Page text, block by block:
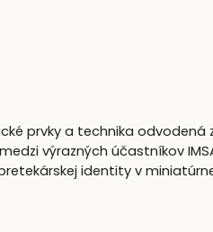
prvky a technika odvodená
výrazných účastníkov
identity v